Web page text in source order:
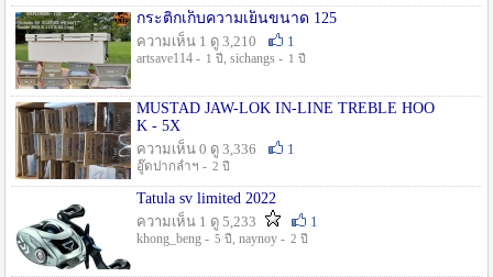
กระติกเก็บความเย็นขนาด 125
ความเห็น 1 ดู 3,210
1
artsave114 - 1 ปี , sichangs - 1 ปี
MUSTAD JAW-LOK IN-LINE TREBLE HOO
K - 5X
ความเห็น 0 ดู 3,336
1
อู๊ดปากลำฯ - 2 ปี
Tatula sv limited 2022
ความเห็น 1 ดู 5,233
1
khong_beng - 5 ปี , naynoy - 2 ปี